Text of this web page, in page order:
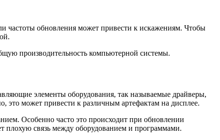
частоты обновления может привести к искажениям. Чтобы
производительность компьютерной системы.
элементы оборудования, так называемые драйверы,
это может привести к различным артефактам на дисплее.
Особенно часто это происходит при обновлении
плохую связь между оборудованием и программами.